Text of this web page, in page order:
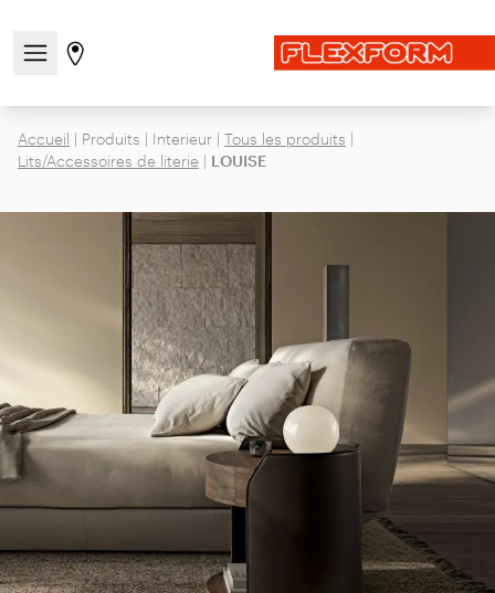
Ouvrir/fermer le menu de navigation
Aller à la page des magasins
Accueil | Produits | Interieur | Tous les produits |
Lits/Accessoires de literie | LOUISE